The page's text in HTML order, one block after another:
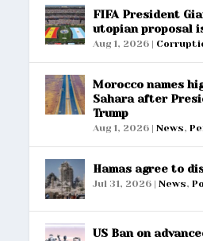
FIFA President
utopian proposal
Aug 1, 2026 |
Morocco names
Sahara after
Trump
Aug 1, 2026 |News,
Hamas agree to
Jul 31, 2026 |News,
US Ban on